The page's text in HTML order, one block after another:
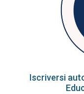
Iscriversi